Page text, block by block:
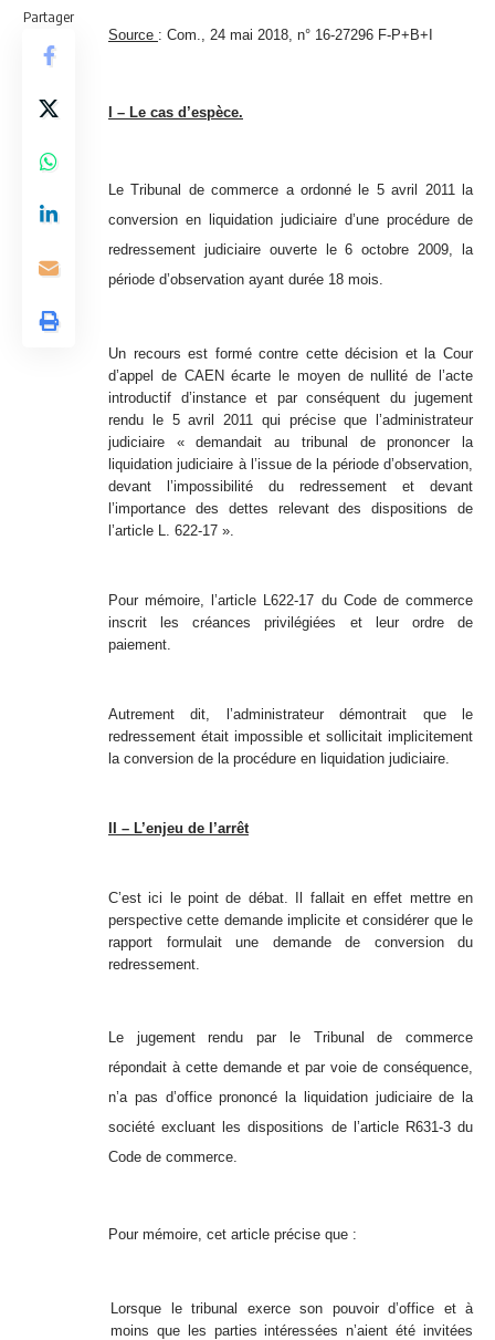
Partager
Source : Com., 24 mai 2018, n° 16-27296 F-P+B+I
I – Le cas d’espèce.
Le Tribunal de commerce a ordonné le 5 avril 2011 la
conversion en liquidation judiciaire d’une procédure de
redressement judiciaire ouverte le 6 octobre 2009, la
période d’observation ayant durée 18 mois.
Un recours est formé contre cette décision et la Cour
d’appel de CAEN écarte le moyen de nullité de l’acte
introductif d’instance et par conséquent du jugement
rendu le 5 avril 2011 qui précise que l’administrateur
judiciaire « demandait au tribunal de prononcer la
liquidation judiciaire à l’issue de la période d’observation,
devant l’impossibilité du redressement et devant
l’importance des dettes relevant des dispositions de
l’article L. 622-17 ».
Pour mémoire, l’article L622-17 du Code de commerce
inscrit les créances privilégiées et leur ordre de
paiement.
Autrement dit, l’administrateur démontrait que le
redressement était impossible et sollicitait implicitement
la conversion de la procédure en liquidation judiciaire.
II – L’enjeu de l’arrêt
C’est ici le point de débat. Il fallait en effet mettre en
perspective cette demande implicite et considérer que le
rapport formulait une demande de conversion du
redressement.
Le jugement rendu par le Tribunal de commerce
répondait à cette demande et par voie de conséquence,
n’a pas d’office prononcé la liquidation judiciaire de la
société excluant les dispositions de l’article R631-3 du
Code de commerce.
Pour mémoire, cet article précise que :
Lorsque le tribunal exerce son pouvoir d’office et à
moins que les parties intéressées n’aient été invitées